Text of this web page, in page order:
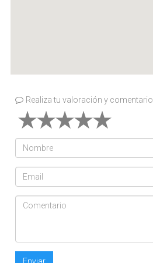
Realiza tu valoración y comentario